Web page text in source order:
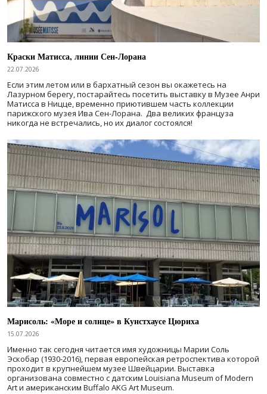
Краски Матисса, линии Сен-Лорана
22.07.2026
Если этим летом или в бархатный сезон вы окажетесь на
Лазурном берегу, постарайтесь посетить выставку в Музее Анри
Матисса в Ницце, временно приютившем часть коллекции
парижского музея Ива Сен-Лорана. Два великих француза
никогда не встречались, но их диалог состоялся!
Марисоль: «Море и солнце» в Кунстхаусе Цюриха
15.07.2026
Именно так сегодня читается имя художницы Марии Соль
Эскобар (1930-2016), первая европейская ретроспектива которой
проходит в крупнейшем музее Швейцарии. Выставка
организована совместно с датским Louisiana Museum of Modern
Art и американским Buffalo AKG Art Museum.